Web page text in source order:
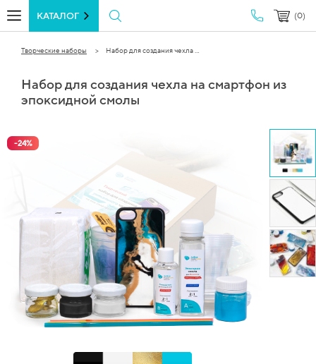
КАТАЛОГ (0)
Творческие наборы Набор для создания чехла ...
Набор для создания чехла на смартфон из
эпоксидной смолы
-24%